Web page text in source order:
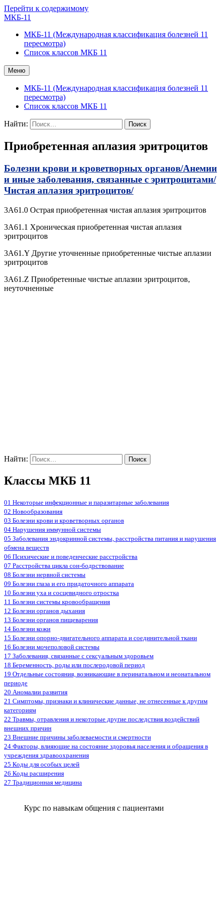
Перейти к содержимому
МКБ-11
МКБ-11 (Международная классификация болезней 11
пересмотра)
Список классов МКБ 11
Меню
МКБ-11 (Международная классификация болезней 11
пересмотра)
Список классов МКБ 11
Найти:
Приобретенная аплазия эритроцитов
Болезни крови и кроветворных органов/Анемии
и иные заболевания, связанные с эритроцитами/
Чистая аплазия эритроцитов/
3A61.0 Острая приобретенная чистая аплазия эритроцитов
3A61.1 Хроническая приобретенная чистая аплазия
эритроцитов
3A61.Y Другие уточненные приобретенные чистые аплазии
эритроцитов
3A61.Z Приобретенные чистые аплазии эритроцитов,
неуточненные
Найти:
Классы МКБ 11
01 Некоторые инфекционные и паразитарные заболевания
02 Новообразования
03 Болезни крови и кроветворных органов
04 Нарушения иммунной системы
05 Заболевания эндокринной системы, расстройства питания и нарушения
обмена веществ
06 Психические и поведенческие расстройства
07 Расстройства цикла сон-бодрствование
08 Болезни нервной системы
09 Болезни глаза и его придаточного аппарата
10 Болезни уха и сосцевидного отростка
11 Болезни системы кровообращения
12 Болезни органов дыхания
13 Болезни органов пищеварения
14 Болезни кожи
15 Болезни опорно-двигательного аппарата и соединительной ткани
16 Болезни мочеполовой системы
17 Заболевания, связанные с сексуальным здоровьем
18 Беременность, роды или послеродовой период
19 Отдельные состояния, возникающие в перинатальном и неонатальном
периоде
20 Аномалии развития
21 Симптомы, признаки и клинические данные, не отнесенные к другим
категориям
22 Травмы, отравления и некоторые другие последствия воздействий
внешних причин
23 Внешние причины заболеваемости и смертности
24 Факторы, влияющие на состояние здоровья населения и обращения в
учреждения здравоохранения
25 Коды для особых целей
26 Коды расширения
27 Традиционная медицина
Курс по навыкам общения с пациентами